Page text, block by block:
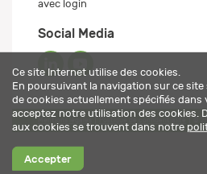
avec login
Social Media
Ce site Internet utilise des cookies.
En poursuivant la navigation sur ce
de cookies actuellement spécifiés dans
acceptez notre utilisation des cookies.
aux cookies se trouvent dans notre
Accepter